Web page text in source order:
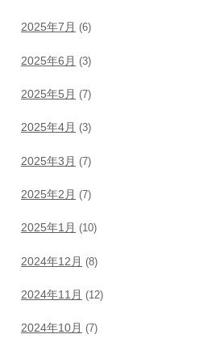
2025年7月 (6)
2025年6月 (3)
2025年5月 (7)
2025年4月 (3)
2025年3月 (7)
2025年2月 (7)
2025年1月 (10)
2024年12月 (8)
2024年11月 (12)
2024年10月 (7)